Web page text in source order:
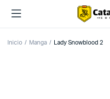
Inicio Manga Lady Snowblood 2